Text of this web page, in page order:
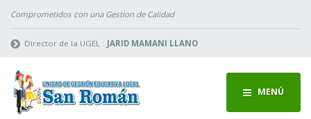
Comprometidos con una Gestion de Calidad
Director de la UGEL : JARID MAMANI LLANO
MENÚ